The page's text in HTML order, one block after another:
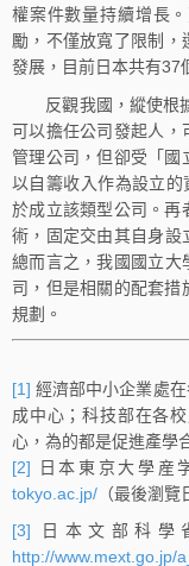
權案件數量持續增長
勵，不僅放寬了限制
發展，目前日本共有37
反觀我國，縱使根
可以擔任公司發起人，
管理公司，但卻受「國
以自籌收入作為設立的
於成立該類型公司。再
術，固定交由其自身設
總而言之，我國國立大
司，但是相關的配套
規劃。
[1] 經濟部中小企業處
成中心；科技部在各
心，為的都是促進產學
[2] 日本東京大學産
tokyo.ac.jp/ （最後瀏
[3] 日本文部科學
http://www.mext.go.jp/